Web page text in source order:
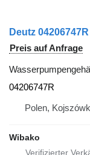
Deutz
Preis auf Anfrage
04206747R
Polen,
Wibako